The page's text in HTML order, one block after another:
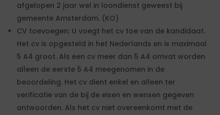
afgelopen 2 jaar wel in loondienst geweest bij
gemeente Amsterdam. (KO)
CV toevoegen: U voegt het cv toe van de kandidaat.
Het cv is opgesteld in het Nederlands en is maximaal
5 A4 groot. Als een cv meer dan 5 A4 omvat worden
alleen de eerste 5 A4 meegenomen in de
beoordeling. Het cv dient enkel en alleen ter
verificatie van de bij de eisen en wensen gegeven
antwoorden. Als het cv niet overeenkomt met de